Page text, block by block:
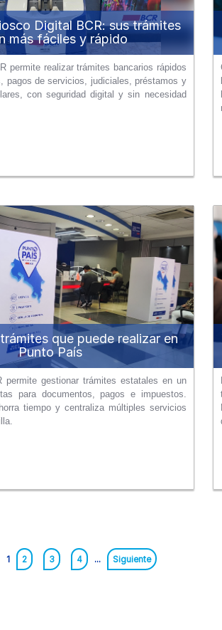
Digital BCR: sus trámites
más fáciles y rápido
permite realizar trámites bancarios rápidos
pagos de servicios, judiciales, préstamos y
con seguridad digital y sin necesidad
que puede realizar en
Punto País
permite gestionar trámites estatales en un
para documentos, pagos e impuestos.
tiempo y centraliza múltiples servicios
1 2 3 4 ... Siguiente